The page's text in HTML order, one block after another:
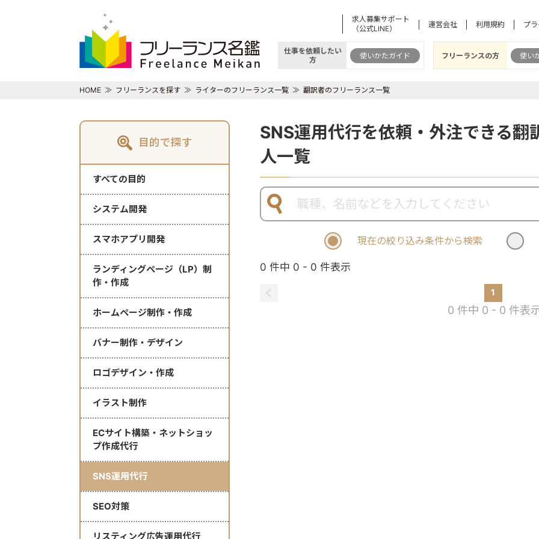
求人募集サポート
（公式LINE）
運営会社 利用規約 プ
仕事を依頼したい
方
使いかたガイド フリーランスの方 使い
HOME フリーランスを探す ライターのフリーランス一覧 翻訳者のフリーランス一覧
目的で探す
すべての目的
システム開発
スマホアプリ開発
ランディングページ（LP）制
作・作成
ホームページ制作・作成
バナー制作・デザイン
ロゴデザイン・作成
イラスト制作
ECサイト構築・ネットショッ
プ作成代行
SNS運用代行
SEO対策
リスティング広告運用代行
SNS運用代行を依頼・外注できる翻
人一覧
現在の絞り込み条件から検索
0 件中 0 - 0 件表示
1
0 件中 0 - 0 件表